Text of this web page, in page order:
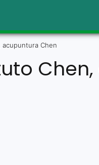
Chen